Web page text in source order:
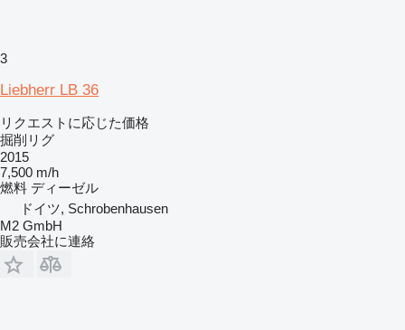
3
Liebherr LB 36
リクエストに応じた価格
掘削リグ
2015
7,500 m/h
燃料 ディーゼル
ドイツ, Schrobenhausen
M2 GmbH
販売会社に連絡